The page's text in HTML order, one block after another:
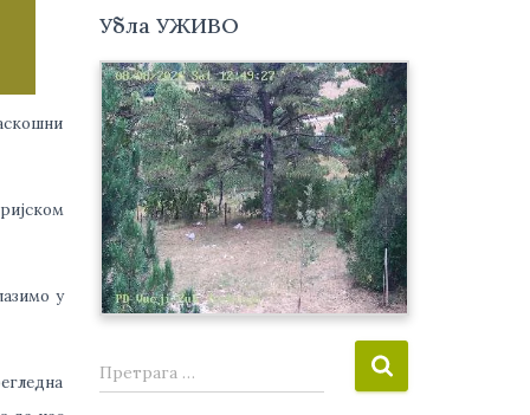
у
Убла УЖИВО
П
р
Претрага …